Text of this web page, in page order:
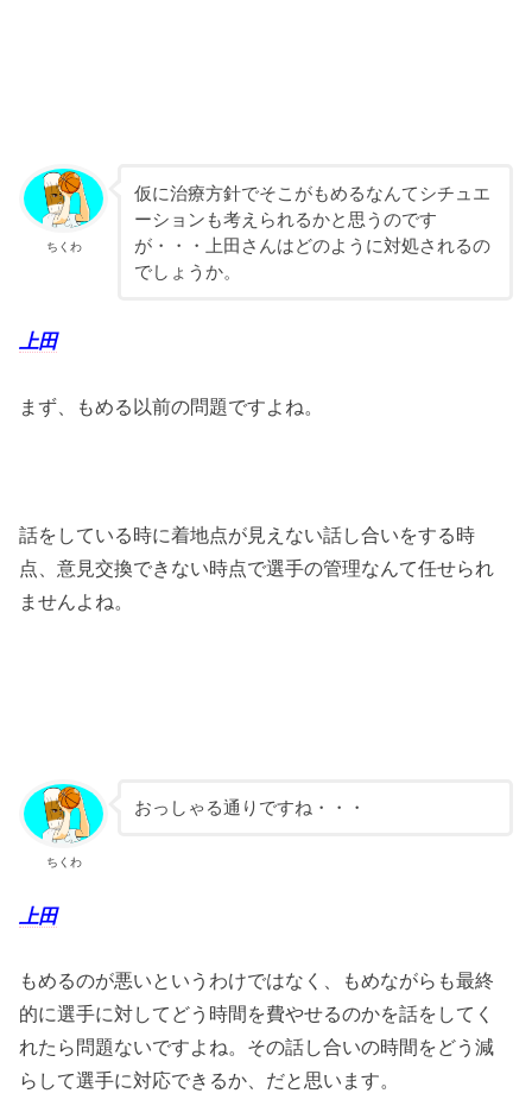
ちくわ
仮に治療方針でそこがもめるなんてシチュエ
ーションも考えられるかと思うのです
が・・・上田さんはどのように対処されるの
でしょうか。
上田
まず、もめる以前の問題ですよね。
話をしている時に着地点が見えない話し合いをする時
点、意見交換できない時点で選手の管理なんて任せられ
ませんよね。
ちくわ
おっしゃる通りですね・・・
上田
もめるのが悪いというわけではなく、もめながらも最終
的に選手に対してどう時間を費やせるのかを話をしてく
れたら問題ないですよね。その話し合いの時間をどう減
らして選手に対応できるか、だと思います。